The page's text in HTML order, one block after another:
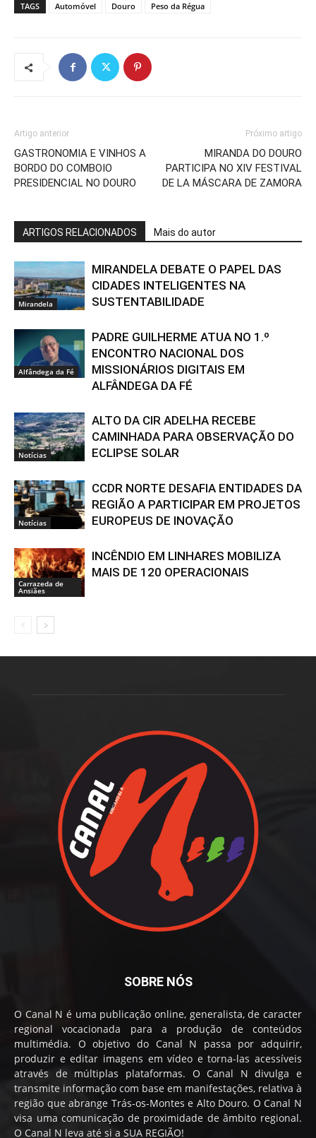
TAGS Automóvel Douro Peso da Régua
Artigo anterior
GASTRONOMIA E VINHOS A
BORDO DO COMBOIO
PRESIDENCIAL NO DOURO
Próximo artigo
MIRANDA DO DOURO
PARTICIPA NO XIV FESTIVAL
DE LA MÁSCARA DE ZAMORA
ARTIGOS RELACIONADOS Mais do autor
Mirandela
MIRANDELA DEBATE O PAPEL DAS
CIDADES INTELIGENTES NA
SUSTENTABILIDADE
Alfândega da Fé
PADRE GUILHERME ATUA NO 1.º
ENCONTRO NACIONAL DOS
MISSIONÁRIOS DIGITAIS EM
ALFÂNDEGA DA FÉ
Notícias
ALTO DA CIR ADELHA RECEBE
CAMINHADA PARA OBSERVAÇÃO DO
ECLIPSE SOLAR
Notícias
CCDR NORTE DESAFIA ENTIDADES DA
REGIÃO A PARTICIPAR EM PROJETOS
EUROPEUS DE INOVAÇÃO
Carrazeda de
Ansiães
INCÊNDIO EM LINHARES MOBILIZA
MAIS DE 120 OPERACIONAIS
SOBRE NÓS
O Canal N é uma publicação online, generalista, de caracter
regional vocacionada para a produção de conteúdos
multimédia. O objetivo do Canal N passa por adquirir,
produzir e editar imagens em vídeo e torna-las acessíveis
através de múltiplas plataformas. O Canal N divulga e
transmite informação com base em manifestações, relativa à
região que abrange Trás-os-Montes e Alto Douro. O Canal N
visa uma comunicação de proximidade de âmbito regional.
O Canal N leva até si a SUA REGIÃO!